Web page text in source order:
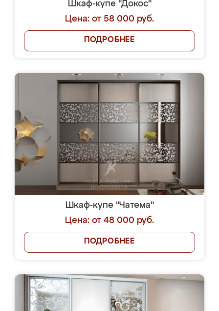
Шкаф-купе "Докос"
Цена: от 58 000 руб.
ПОДРОБНЕЕ
Шкаф-купе "Чатема"
Цена: от 48 000 руб.
ПОДРОБНЕЕ